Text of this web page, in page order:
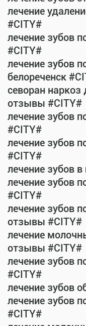
лечение
#CITY#
лечение зубов
#CITY#
лечение зубов
белореченск
севоран наркоз
отзывы #CITY#
лечение зубов
#CITY#
лечение зубов
#CITY#
лечение зубов
лечение зубов
#CITY#
лечение зубов
отзывы #CITY#
лечение
отзывы #CITY#
лечение зубов
#CITY#
лечение зубов
лечение зубов
#CITY#